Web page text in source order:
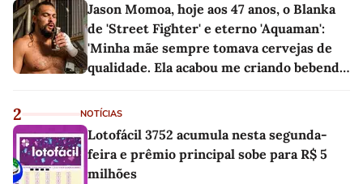
Jason Momoa, hoje aos 47 anos, o Blanka
de 'Street Fighter' e eterno 'Aquaman':
'Minha mãe sempre tomava cervejas de
qualidade. Ela acabou me criando bebendo
2 NOTÍCIAS
Lotofácil 3752 acumula nesta segunda-
feira e prêmio principal sobe para R$ 5
milhões